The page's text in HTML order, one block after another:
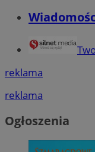
reklama
reklama
Ogłoszenia